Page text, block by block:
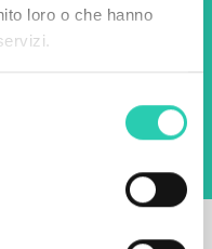
loro o che hanno